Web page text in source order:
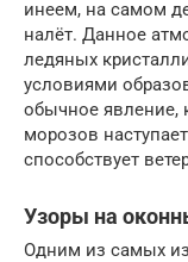
инеем, на самом
налёт. Данное
ледяных
условиями
обычное явление,
морозов
способствует
Узоры на
Одним из самых